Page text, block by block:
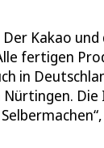
Kakao
fertigen
in